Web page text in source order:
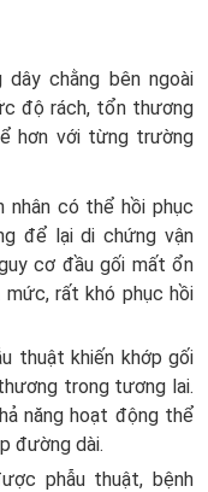
dây chằng bên ngoài
độ rách, tổn thương
hơn với từng trường
nhân có thể hồi phục
để lại di chứng vận
cơ đầu gối mất ổn
mức, rất khó phục hồi
thuật khiến khớp gối
trong tương lai.
năng hoạt động thể
đường dài.
phẫu thuật, bệnh